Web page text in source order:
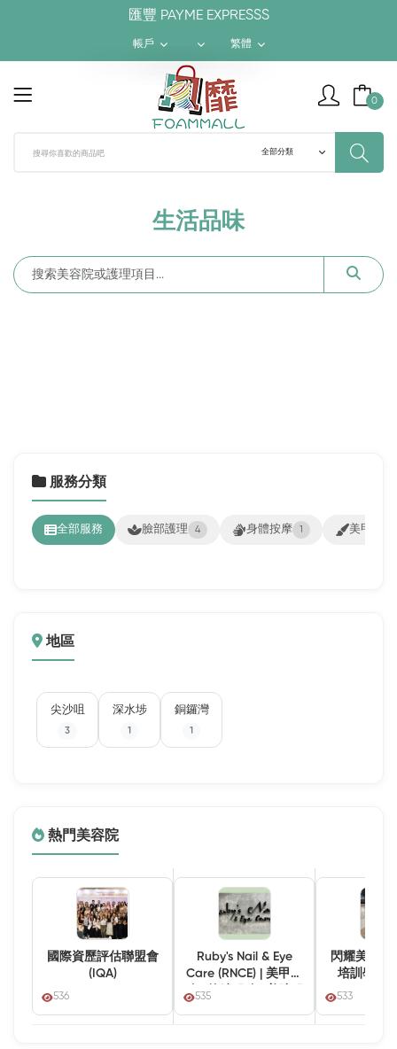
匯豐 PAYME EXPRESSS
帳戶 繁體
繁體
簡体
0
生活品味
服務分類
全部服務 臉部護理 4 身體按摩 1 美甲美睫
地區
尖沙咀
3
深水埗
1
銅鑼灣
1
熱門美容院
國際資歷評估聯盟會
(IQA)
536
Ruby's Nail & Eye
Care (RNCE) | 美甲服
務 | 紋繡服務 | 美睫服
535
閃耀美容國
培訓學院
533